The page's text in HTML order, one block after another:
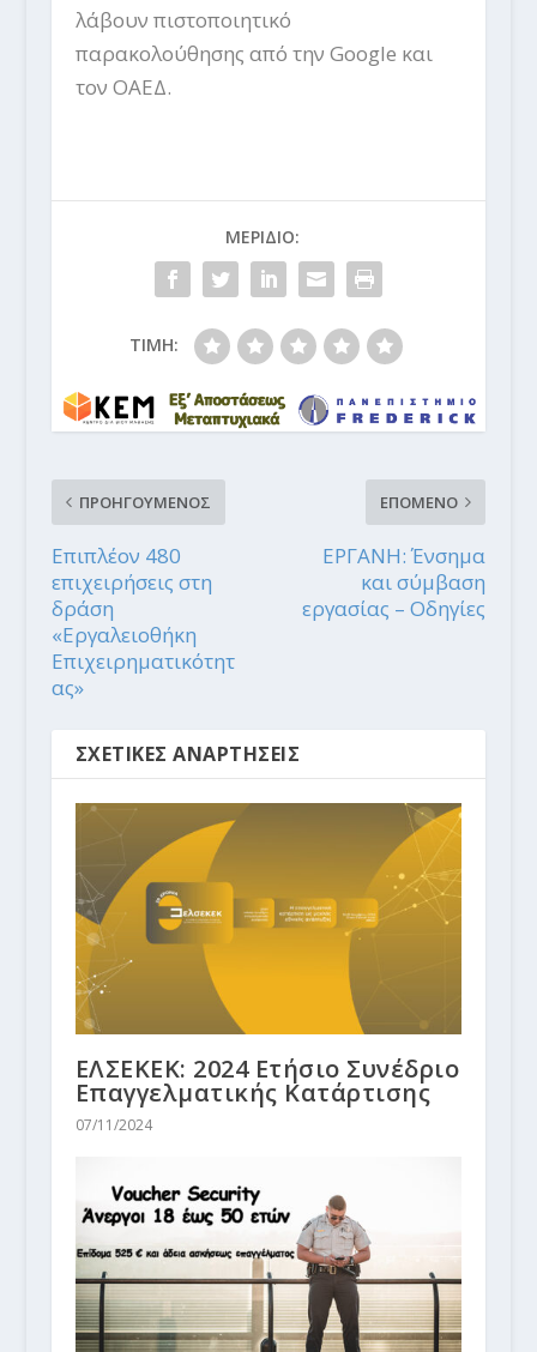
λάβουν πιστοποιητικό
παρακολούθησης από την Google και
τον ΟΑΕΔ.
ΜΕΡΙΔΙΟ:
ΤΙΜΗ:
ΠΡΟΗΓΟΥΜΕΝΟΣ
Επιπλέον 480
επιχειρήσεις στη
δράση
«Εργαλειοθήκη
Επιχειρηματικότητ
ας»
ΕΠΟΜΕΝΟ
ΕΡΓΑΝΗ: Ένσημα
και σύμβαση
εργασίας – Οδηγίες
ΣΧΕΤΙΚΕΣ ΑΝΑΡΤΗΣΕΙΣ
ΕΛΣΕΚΕΚ: 2024 Ετήσιο Συνέδριο
Επαγγελματικής Κατάρτισης
07/11/2024